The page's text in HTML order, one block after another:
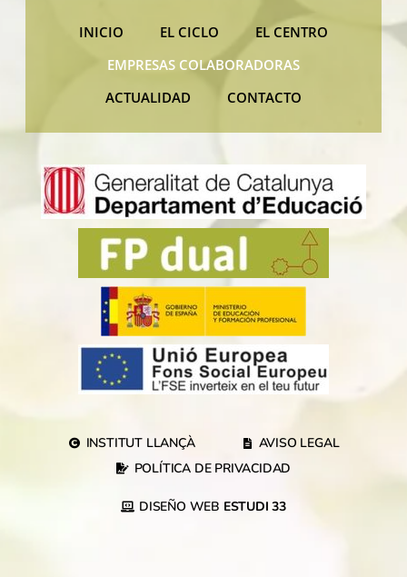
INICIO EL CICLO
EL CENTRO
EMPRESAS COLABORADORAS
ACTUALIDAD
CONTACTO
INSTITUT LLANÇÀ
AVISO LEGAL
POLÍTICA DE PRIVACIDAD
DISEÑO WEB ESTUDI 33